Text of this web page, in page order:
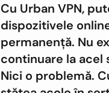
Cu Urban VPN,
dispozitivele
permanență. Nu
continuare la acel
Nici o problemă.